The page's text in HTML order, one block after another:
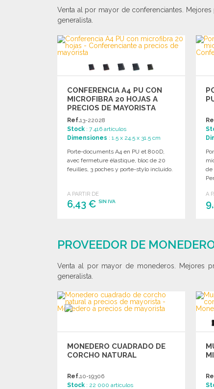
Venta al por mayor de conferenciantes.
generalista.
CONFERENCIA A4 PU CON
MICROFIBRA 20 HOJAS A
PRECIOS DE MAYORISTA
Ref.13-22028
Stock : 7 416 artículos
Dimensiones : 1.5 x 24.5 x 31.5 cm
Porte-documents A4 en PU et 800D,
avec fermeture élastique, bloc de 20
feuilles, 3 poches y porte-stylo incluido.
A PARTIR DE
6,43 € SIN IVA
Solicitar un presupuesto
de
A
PROVEEDOR DE
Venta al por mayor de monederos. Mejores
generalista.
MONEDERO CUADRADO DE
CORCHO NATURAL
Ref.10-19306
Stock : 22 000 artículos